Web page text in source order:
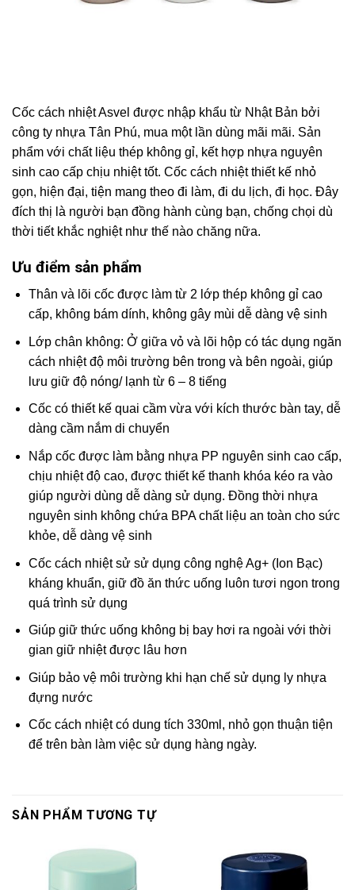
Cốc cách nhiệt Asvel được nhập khẩu từ Nhật Bản bởi
công ty nhựa Tân Phú, mua một lần dùng mãi mãi. Sản
phẩm với chất liệu thép không gỉ, kết hợp nhựa nguyên
sinh cao cấp chịu nhiệt tốt. Cốc cách nhiệt thiết kế nhỏ
gọn, hiện đại, tiện mang theo đi làm, đi du lịch, đi học. Đây
đích thị là người bạn đồng hành cùng bạn, chống chọi dù
thời tiết khắc nghiệt như thế nào chăng nữa.
Ưu điểm sản phẩm
Thân và lõi cốc được làm từ 2 lớp thép không gỉ cao
cấp, không bám dính, không gây mùi dễ dàng vệ sinh
Lớp chân không: Ở giữa vỏ và lõi hộp có tác dụng ngăn
cách nhiệt độ môi trường bên trong và bên ngoài, giúp
lưu giữ độ nóng/ lạnh từ 6 – 8 tiếng
Cốc có thiết kế quai cầm vừa với kích thước bàn tay, dễ
dàng cầm nắm di chuyển
Nắp cốc được làm bằng nhựa PP nguyên sinh cao cấp,
chịu nhiệt độ cao, được thiết kế thanh khóa kéo ra vào
giúp người dùng dễ dàng sử dụng. Đồng thời nhựa
nguyên sinh không chứa BPA chất liệu an toàn cho sức
khỏe, dễ dàng vệ sinh
Cốc cách nhiệt sử sử dụng công nghệ Ag+ (Ion Bạc)
kháng khuẩn, giữ đồ ăn thức uống luôn tươi ngon trong
quá trình sử dụng
Giúp giữ thức uống không bị bay hơi ra ngoài với thời
gian giữ nhiệt được lâu hơn
Giúp bảo vệ môi trường khi hạn chế sử dụng ly nhựa
đựng nước
Cốc cách nhiệt có dung tích 330ml, nhỏ gọn thuận tiện
để trên bàn làm việc sử dụng hàng ngày.
SẢN PHẨM TƯƠNG TỰ